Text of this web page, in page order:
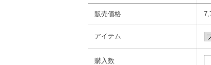
販売価格
アイテム
購入数